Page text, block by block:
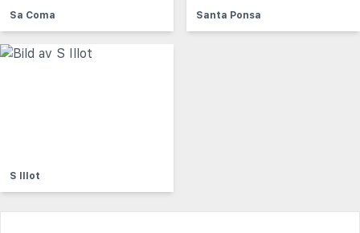
Sa Coma Santa Ponsa
S Illot